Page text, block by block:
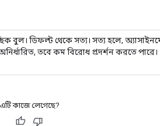
বুল। ডিফল্ট থেকে সত্য। সত্য হলে,
তবে কম বিরোধ প্রদর্শন করতে পারে।
এটি কাজে লেগেছে?